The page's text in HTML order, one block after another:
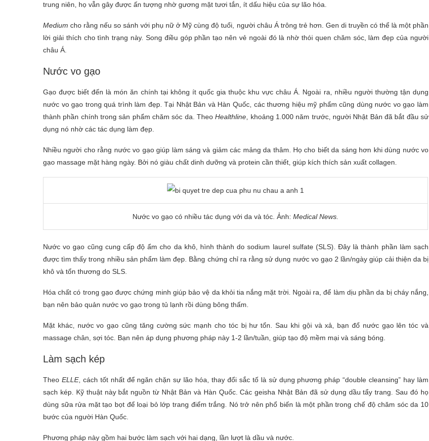
trung niên, họ vẫn gây được ấn tượng nhờ gương mặt tươi tắn, ít dấu hiệu của sự lão hóa.
Mediumcho rằng nếu so sánh với phụ nữ ở Mỹ cùng độ tuổi, người châu Á trông trẻ hơn. Gen di truyền có thể là một phần
lời giải thích cho tình trạng này. Song điều góp phần tạo nên vẻ ngoài đó là nhờ thói quen chăm sóc, làm đẹp của người
châu Á.
Nước vo gạo
Gạo được biết đến là món ăn chính tại không ít quốc gia thuộc khu vực châu Á. Ngoài ra, nhiều người thường tận dụng
nước vo gạo trong quá trình làm đẹp. Tại Nhật Bản và Hàn Quốc, các thương hiệu mỹ phẩm cũng dùng nước vo gạo làm
thành phần chính trong sản phẩm chăm sóc da. TheoHealthline , khoảng 1.000 năm trước, người Nhật Bản đã bắt đầu sử
dụng nó nhờ các tác dụng làm đẹp.
Nhiều người cho rằng nước vo gạo giúp làm sáng và giảm các mảng da thâm. Họ cho biết da sáng hơn khi dùng nước vo
gạo massage mặt hàng ngày. Bởi nó giàu chất dinh dưỡng và protein cần thiết, giúp kích thích sản xuất collagen.
Nước vo gạo có nhiều tác dụng với da và tóc. Ảnh: Medical News.
Nước vo gạo cũng cung cấp độ ẩm cho da khô, hình thành do sodium laurel sulfate (SLS). Đây là thành phần làm sạch
được tìm thấy trong nhiều sản phẩm làm đẹp. Bằng chứng chỉ ra rằng sử dụng nước vo gạo 2 lần/ngày giúp cải thiện da bị
khô và tổn thương do SLS.
Hóa chất có trong gạo được chứng minh giúp bảo vệ da khỏi tia nắng mặt trời. Ngoài ra, để làm dịu phần da bị cháy nắng,
bạn nên bảo quản nước vo gạo trong tủ lạnh rồi dùng bông thấm.
Mặt khác, nước vo gạo cũng tăng cường sức mạnh cho tóc bị hư tổn. Sau khi gội và xả, bạn đổ nước gạo lên tóc và
massage chân, sợi tóc. Bạn nên áp dụng phương pháp này 1-2 lần/tuần, giúp tạo độ mềm mại và sáng bóng.
Làm sạch kép
Theo ELLE, cách tốt nhất để ngăn chặn sự lão hóa, thay đổi sắc tố là sử dụng phương pháp “double cleansing” hay làm
sạch kép. Kỹ thuật này bắt nguồn từ Nhật Bản và Hàn Quốc. Các geisha Nhật Bản đã sử dụng dầu tẩy trang. Sau đó họ
dùng sữa rửa mặt tạo bọt để loại bỏ lớp trang điểm trắng. Nó trở nên phổ biến là một phần trong chế độ chăm sóc da 10
bước của người Hàn Quốc.
Phương pháp này gồm hai bước làm sạch với hai dạng, lần lượt là dầu và nước.